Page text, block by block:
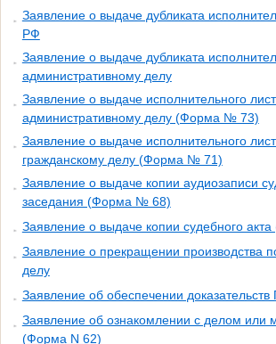
Заявление о выдаче дубликата
РФ
Заявление о выдаче дубликата
административному делу
Заявление о выдаче исполнительного
административному делу (Форма № 73)
Заявление о выдаче исполнительного
гражданскому делу (Форма № 71)
Заявление о выдаче копии аудиозаписи
заседания (Форма № 68)
Заявление о выдаче копии судебного
Заявление о прекращении производства
делу
Заявление об обеспечении
Заявление об ознакомлении с делом или
(Форма N 62)